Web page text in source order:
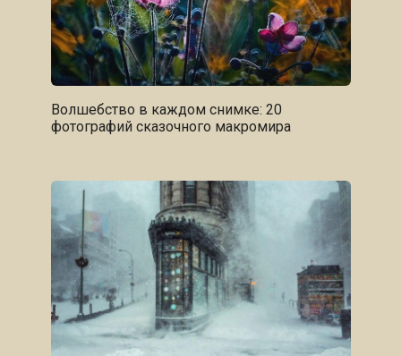
Волшебство в каждом снимке: 20
фотографий сказочного макромира